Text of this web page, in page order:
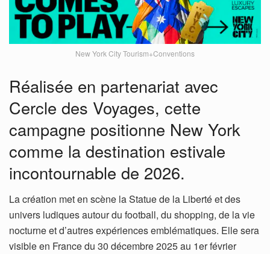
New York City Tourism+Conventions
Réalisée en partenariat avec
Cercle des Voyages, cette
campagne positionne New York
comme la destination estivale
incontournable de 2026.
La création met en scène la Statue de la Liberté et des
univers ludiques autour du football, du shopping, de la vie
nocturne et d’autres expériences emblématiques. Elle sera
visible en France du 30 décembre 2025 au 1er février